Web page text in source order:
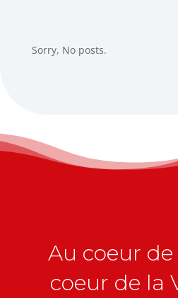
Sorry, No posts.
Au coeur de
coeur de la